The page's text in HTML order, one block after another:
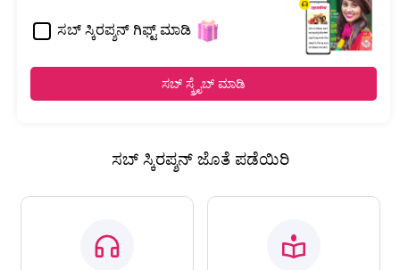
ಸಬ್ ಸ್ಕಿರಪ್ಶನ್ ಗಿಫ್ಟ್ ಮಾಡಿ
ಸಬ್ ಸ್ಕ್ರೈಬ್ ಮಾಡಿ
ಸಬ್ ಸ್ಕಿರಪ್ಶನ್ ಜೊತೆ ಪಡೆಯಿರಿ